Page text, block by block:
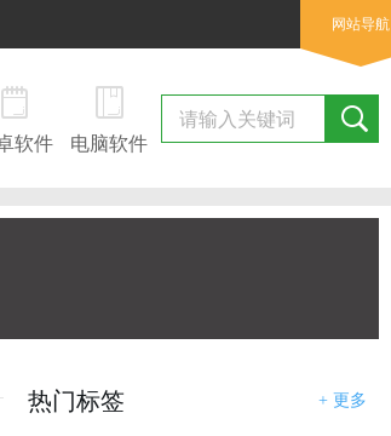
网站导航
软件 电脑软件
+ 更多
热门标签